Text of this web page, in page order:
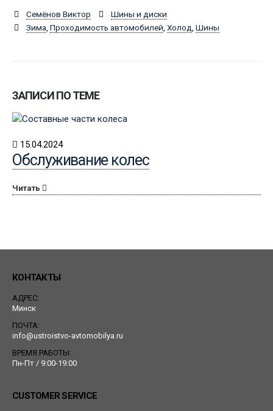
Семёнов Виктор
Шины и диски
Зима Проходимость автомобилей Холод Шины
ЗАПИСИ ПО ТЕМЕ
15.04.2024
Обслуживание колес
Читать
КОНТАКТЫ
АДРЕС:
Минск
ПОЧТА:
info@ustroistvo-avtomobilya.ru
ВРЕМЯ РАБОТЫ:
Пн-Пт / 9:00-19:00
CUSTOMER SERVICE